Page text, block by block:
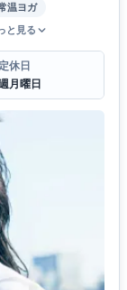
温ヨガ
と見る
定休日
月曜日